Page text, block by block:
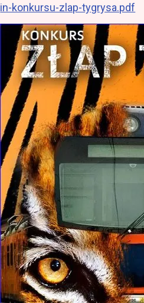
in-konkursu-zlap-tygrysa.pdf